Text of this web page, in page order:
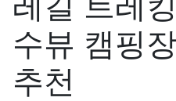
수뷰 캠핑
추천